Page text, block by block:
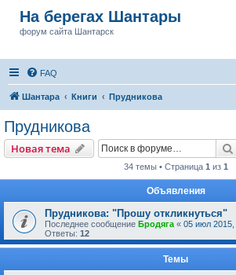
На берегах Шантары
форум сайта Шантарск
FAQ
Шантара Книги Прудникова
Прудникова
Новая тема
34 темы • Страница 1 из 1
Объявления
Прудникова: "Прошу откликнуться"
Последнее сообщение Бродяга « 05 июл 2015,
Ответы: 12
Темы